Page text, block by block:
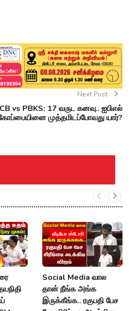
Next Post
vs PBKS: 17 வருட கனவு.. ஐபிஎல்
முத்தமிடப்போவது யார்?
வீடியோ ஸ்டோரி
Social Media வால
தான் நீங்க அங்க
இருக்கீங்க.. ரகுபதி பேச